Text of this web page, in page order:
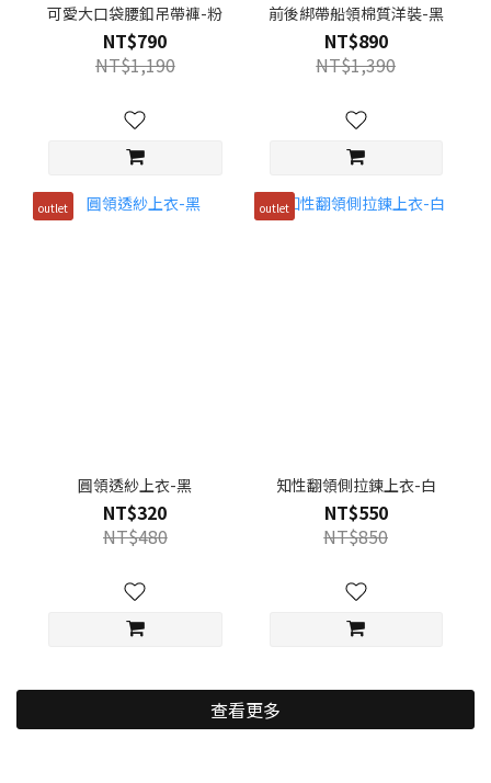
可愛大口袋腰釦吊帶褲-粉
NT$790
NT$1,190
前後綁帶船領棉質洋裝-黑
NT$890
NT$1,390
outlet
圓領透紗上衣-黑
NT$320
NT$480
outlet
知性翻領側拉鍊上衣-白
NT$550
NT$850
查看更多